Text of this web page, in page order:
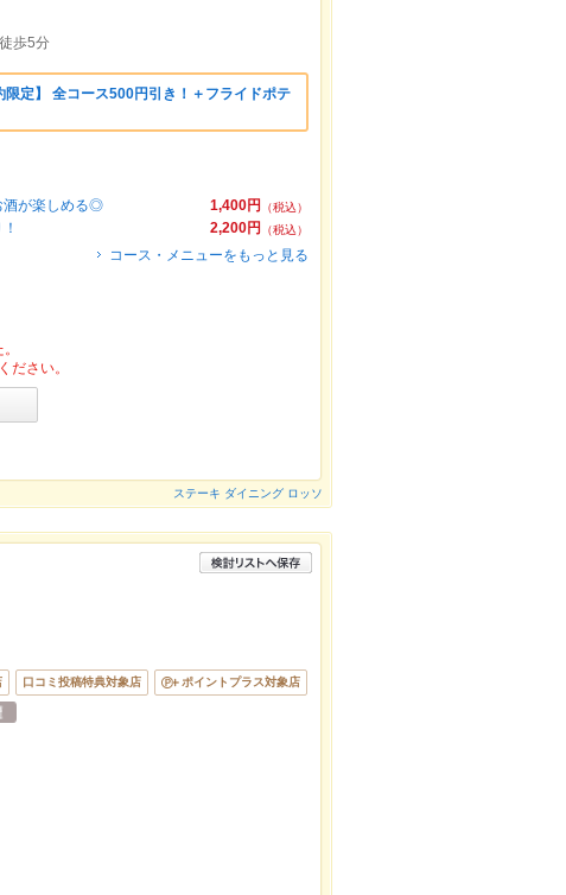
歩5分
限定】 全コース500円引き！＋フライドポテ
1,400円
（税込）
酒が楽しめる◎
2,200円
（税込）
コース・メニューをもっと見る
ださい。
ステーキ ダイニング ロッソ
口コミ投稿特典対象店 ポイントプラス対象店